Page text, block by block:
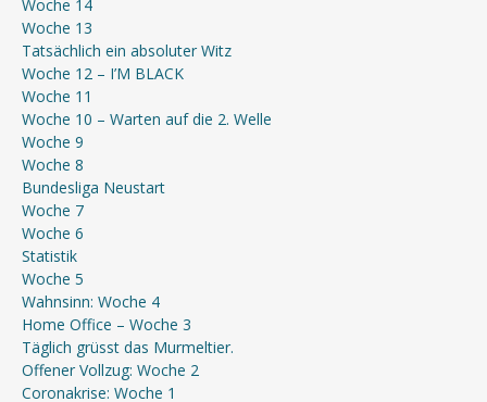
Woche 14
Woche 13
Tatsächlich ein absoluter Witz
Woche 12 – I’M BLACK
Woche 11
Woche 10 – Warten auf die 2. Welle
Woche 9
Woche 8
Bundesliga Neustart
Woche 7
Woche 6
Statistik
Woche 5
Wahnsinn: Woche 4
Home Office – Woche 3
Täglich grüsst das Murmeltier.
Offener Vollzug: Woche 2
Coronakrise: Woche 1